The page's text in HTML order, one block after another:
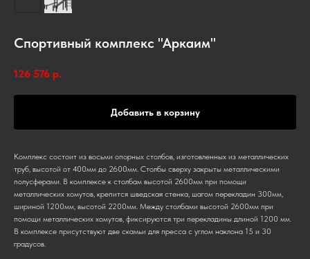
Спортивный комплекс "Аркаим"
126 576 р.
Добавить в корзину
Комплекс состоит из восьми опорных столбов, изготовленных из металлических
труб, высотой от 400мм до 2600мм. Столбы сверху закрыты металлическими
полусферами. В комплексе к столбам высотой 2600мм при помощи
металлических хомутов, крепится шведская стенка, шагом перекладин 300мм,
шириной 1200мм, высотой 2200мм. Между столбами высотой 2600мм при
помощи металлических хомутов, фиксируются три перекладины длиной 1200 мм.
В комплексе присутствуют две скамьи для пресса с углом наклона 15 и 30
градусов.